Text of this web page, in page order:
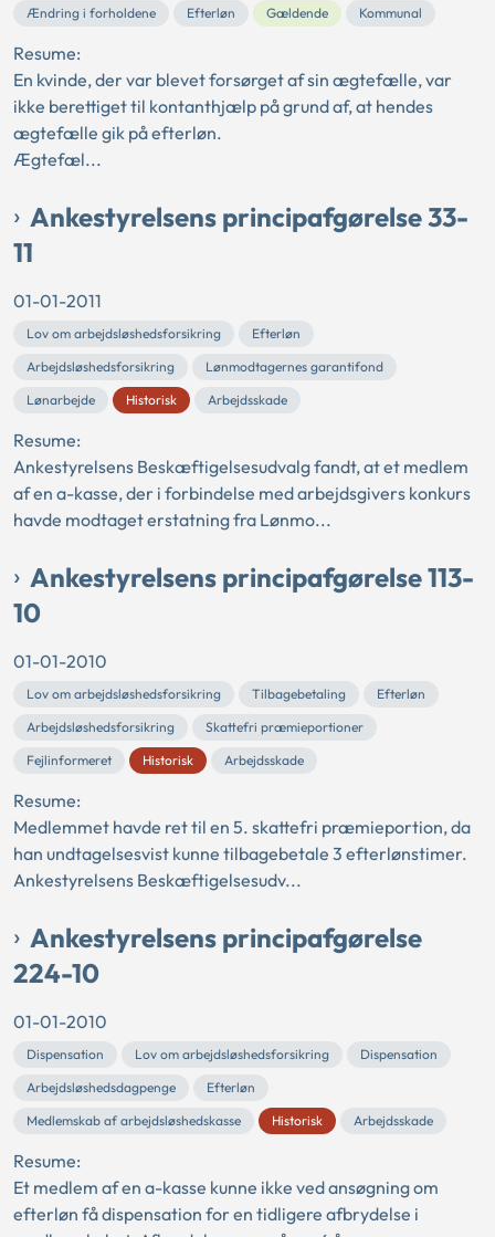
Ændring i forholdene
Efterløn Gældende Kommunal
Resume:
En kvinde, der var blevet forsørget af sin ægtefælle, var
ikke berettiget til kontanthjælp på grund af, at hendes
ægtefælle gik på efterløn.
Ægtefæl...
Ankestyrelsens principafgørelse 33-
11
01-01-2011
Lov om arbejdsløshedsforsikring
Efterløn
Arbejdsløshedsforsikring
Lønmodtagernes garantifond
Lønarbejde
Historisk Arbejdsskade
Resume:
Ankestyrelsens Beskæftigelsesudvalg fandt, at et medlem
af en a-kasse, der i forbindelse med arbejdsgivers konkurs
havde modtaget erstatning fra Lønmo...
Ankestyrelsens principafgørelse 113-
10
01-01-2010
Lov om arbejdsløshedsforsikring Tilbagebetaling
Efterløn
Arbejdsløshedsforsikring
Skattefri præmieportioner
Fejlinformeret
Historisk Arbejdsskade
Resume:
Medlemmet havde ret til en 5. skattefri præmieportion, da
han undtagelsesvist kunne tilbagebetale 3 efterlønstimer.
Ankestyrelsens Beskæftigelsesudv...
Ankestyrelsens principafgørelse
224-10
01-01-2010
Dispensation Lov om arbejdsløshedsforsikring
Dispensation
Arbejdsløshedsdagpenge
Efterløn
Medlemskab af arbejdsløshedskasse
Historisk Arbejdsskade
Resume:
Et medlem af en a-kasse kunne ikke ved ansøgning om
efterløn få dispensation for en tidligere afbrydelse i